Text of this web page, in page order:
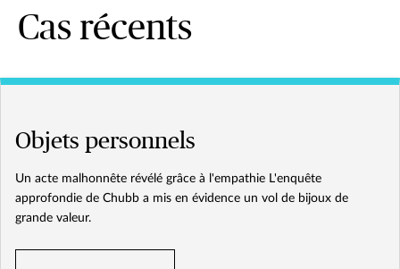
Cas récents
Objets personnels
Un acte malhonnête révélé grâce à l'empathie L'enquête
approfondie de Chubb a mis en évidence un vol de bijoux de
grande valeur.